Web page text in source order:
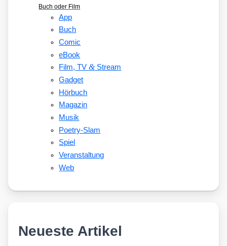
Buch oder Film
App
Buch
Comic
eBook
Film, TV&Stream
Gadget
Hörbuch
Magazin
Musik
Poetry-Slam
Spiel
Veranstaltung
Web
Neueste Artikel